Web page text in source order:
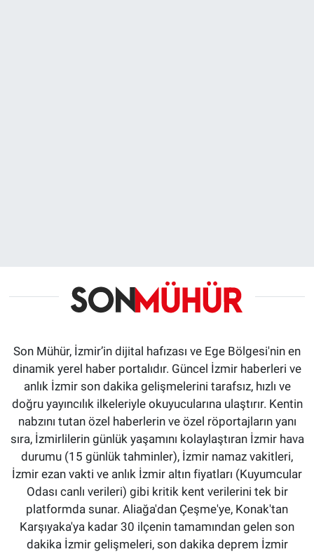
Son Mühür, İzmir’in dijital hafızası ve Ege Bölgesi'nin en
dinamik yerel haber portalıdır. Güncel İzmir haberleri ve
anlık İzmir son dakika gelişmelerini tarafsız, hızlı ve
doğru yayıncılık ilkeleriyle okuyucularına ulaştırır. Kentin
nabzını tutan özel haberlerin ve özel röportajların yanı
sıra, İzmirlilerin günlük yaşamını kolaylaştıran İzmir hava
durumu (15 günlük tahminler), İzmir namaz vakitleri,
İzmir ezan vakti ve anlık İzmir altın fiyatları (Kuyumcular
Odası canlı verileri) gibi kritik kent verilerini tek bir
platformda sunar. Aliağa'dan Çeşme'ye, Konak'tan
Karşıyaka'ya kadar 30 ilçenin tamamından gelen son
dakika İzmir gelişmeleri, son dakika deprem İzmir